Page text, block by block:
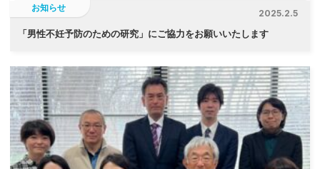
お知らせ
2025.2.5
「 男性不妊予防のための研究」にご協力をお願いいたします